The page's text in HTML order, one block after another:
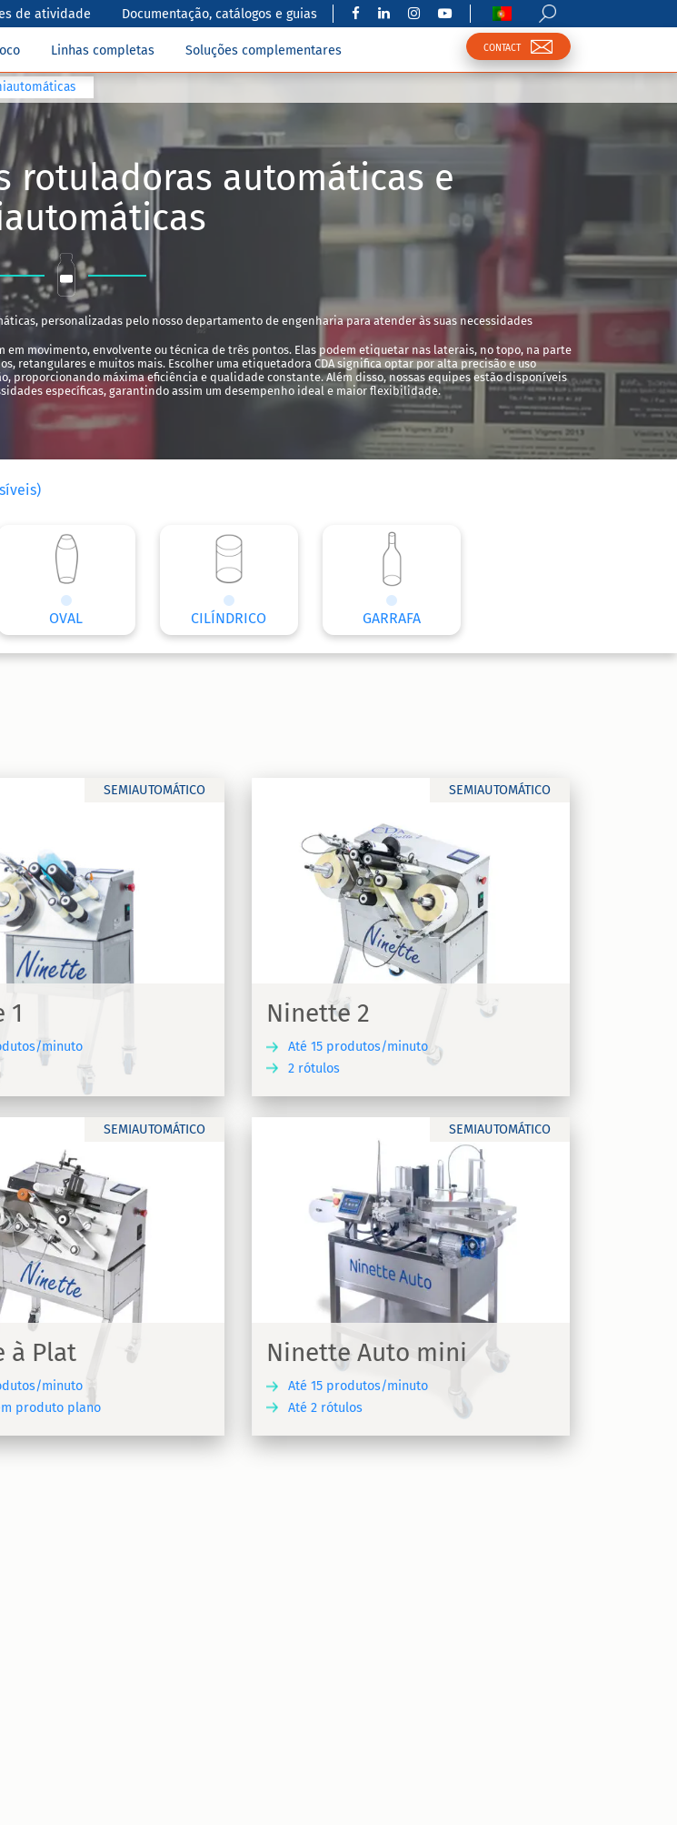
de atividade Documentação, catálogos e guias
Linhas completas Soluções complementares CONTACT
rotuladoras automáticas e
personalizadas pelo nosso departamento de engenharia para atender às suas necessidades
movimento, envolvente ou técnica de três pontos. Elas podem etiquetar nas laterais, no topo, na parte
retangulares e muitos mais. Escolher uma etiquetadora CDA significa optar por alta precisão e uso
proporcionando máxima eficiência e qualidade constante. Além disso, nossas equipes estão disponíveis
específicas, garantindo assim um desempenho ideal e maior flexibilidade.
OVAL CILÍNDRICO GARRAFA
SEMIAUTOMÁTICO
1
minuto
SEMIAUTOMÁTICO
Ninette 2
Até 15 produtos/minuto
2 rótulos
2
de rotulagem para rótulos
Ninette 2
SEMIAUTOMÁTICO
à Plat
minuto
produto plano
SEMIAUTOMÁTICO
Ninette Auto mini
Até 15 produtos/minuto
Até 2 rótulos
Auto mini
semiautomática para pequenos
Ninette Auto mini